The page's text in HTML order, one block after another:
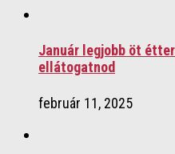
Január legjobb öt
ellátogatnod
február 11, 2025